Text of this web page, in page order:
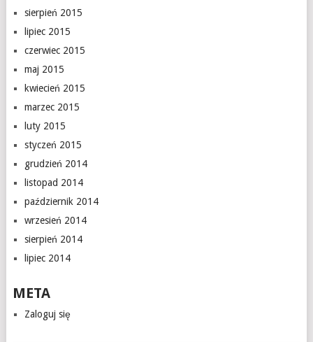
sierpień 2015
lipiec 2015
czerwiec 2015
maj 2015
kwiecień 2015
marzec 2015
luty 2015
styczeń 2015
grudzień 2014
listopad 2014
październik 2014
wrzesień 2014
sierpień 2014
lipiec 2014
META
Zaloguj się